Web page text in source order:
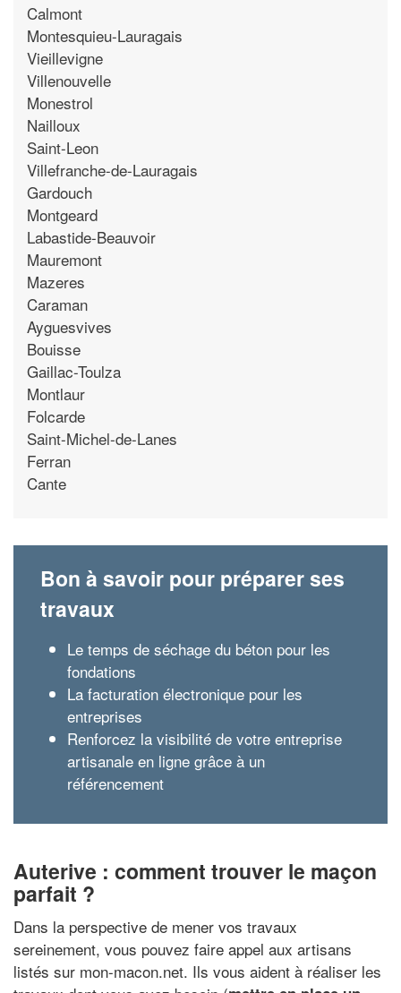
Calmont
Montesquieu-Lauragais
Vieillevigne
Villenouvelle
Monestrol
Nailloux
Saint-Leon
Villefranche-de-Lauragais
Gardouch
Montgeard
Labastide-Beauvoir
Mauremont
Mazeres
Caraman
Ayguesvives
Bouisse
Gaillac-Toulza
Montlaur
Folcarde
Saint-Michel-de-Lanes
Ferran
Cante
Bon à savoir pour préparer ses
travaux
Le temps de séchage du béton pour les
fondations
La facturation électronique pour les
entreprises
Renforcez la visibilité de votre entreprise
artisanale en ligne grâce à un
référencement
Auterive : comment trouver le maçon
parfait ?
Dans la perspective de mener vos travaux
sereinement, vous pouvez faire appel aux artisans
listés sur mon-macon.net. Ils vous aident à réaliser les